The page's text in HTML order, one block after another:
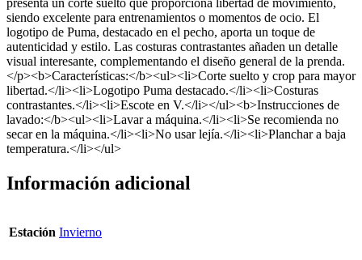
siendo excelente para entrenamientos o momentos de ocio. El
logotipo de Puma, destacado en el pecho, aporta un toque de
autenticidad y estilo. Las costuras contrastantes añaden un detalle
visual interesante, complementando el diseño general de la prenda.
</p><b>Características:</b><ul><li>Corte suelto y crop para mayor
libertad.</li><li>Logotipo Puma destacado.</li><li>Costuras
contrastantes.</li><li>Escote en V.</li></ul><b>Instrucciones de
lavado:</b><ul><li>Lavar a máquina.</li><li>Se recomienda no
secar en la máquina.</li><li>No usar lejía.</li><li>Planchar a baja
temperatura.</li></ul>
Información adicional
Estación Invierno